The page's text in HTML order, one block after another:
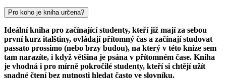
Pro koho je kniha určena?
Ideální kniha pro začínající studenty, kteří již mají za sebou
první kurz italštiny, ovládají přítomný čas a začínají studovat
passato prossimo (nebo brzy budou), na který v této knize sem
tam narazíte, i když většina je psána v přítomném čase. Kniha
je vhodná i pro mírně pokročilé studenty, kteří si chtějí užít
snadné čtení bez nutnosti hledat často ve slovníku.